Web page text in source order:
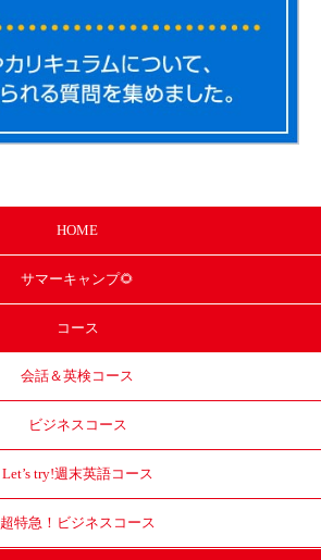
HOME
サマーキャンプ🌻
コース
会話＆英検コース
ビジネスコース
Let’s try!週末英語コース
超特急！ ビジネスコース